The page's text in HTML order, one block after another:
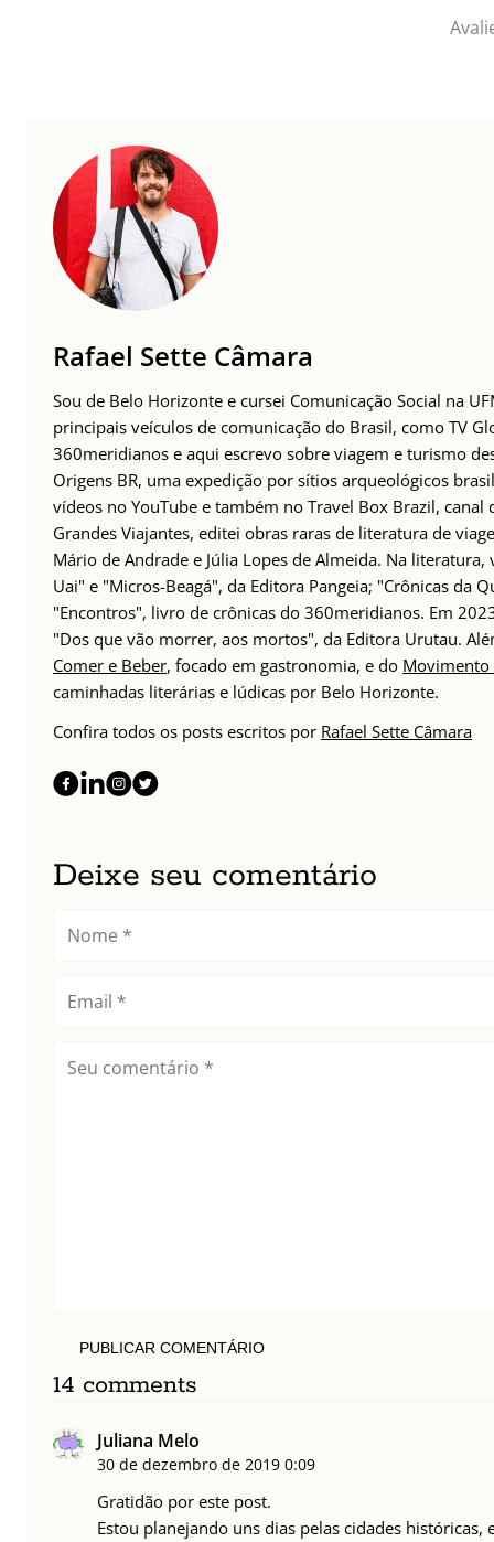
Rafael Sette Câmara
Sou de Belo Horizonte e cursei Comunicação Social na
principais veículos de comunicação do Brasil, como TV
360meridianos e aqui escrevo sobre viagem e turismo
Origens BR, uma expedição por sítios arqueológicos
vídeos no YouTube e também no Travel Box Brazil,
Grandes Viajantes, editei obras raras de literatura de
Mário de Andrade e Júlia Lopes de Almeida. Na
Uai" e "Micros-Beagá", da Editora Pangeia; "Crônicas da
"Encontros", livro de crônicas do 360meridianos. Em
"Dos que vão morrer, aos mortos", da Editora Urutau.
Comer e Beber, focado em gastronomia, e do Movimento
caminhadas literárias e lúdicas por Belo Horizonte.
Confira todos os posts escritos por Rafael Sette Câmara
Deixe seu comentário
PUBLICAR COMENTÁRIO
14 comments
Juliana Melo
30 de dezembro de 2019 0:09
Gratidão por este post.
Estou planejando uns dias pelas cidades